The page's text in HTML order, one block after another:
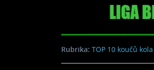
Rubrika: TOP 10 koučů kola